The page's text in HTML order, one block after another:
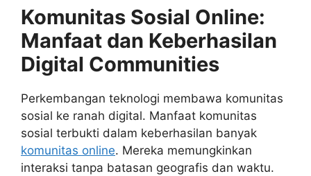
Komunitas Sosial Online:
Manfaat dan Keberhasilan
Digital Communities
Perkembangan teknologi membawa komunitas
sosial ke ranah digital. Manfaat komunitas
sosial terbukti dalam keberhasilan banyak
komunitas online. Mereka memungkinkan
interaksi tanpa batasan geografis dan waktu.